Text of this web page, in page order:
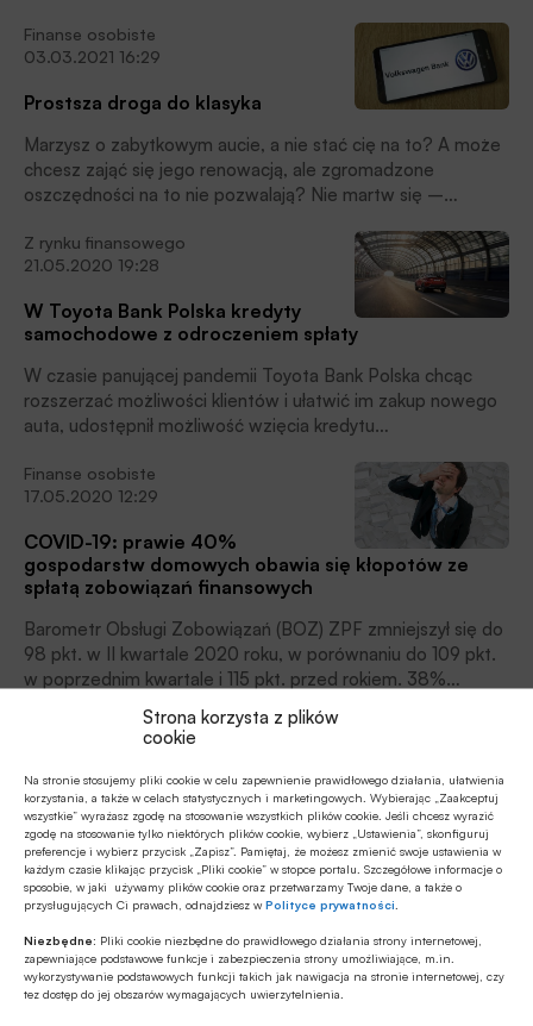
Strona korzysta z plików
cookie
Na stronie stosujemy pliki cookie w celu zapewnienie prawidłowego działania, ułatwienia
korzystania, a także w celach statystycznych i marketingowych. Wybierając „Zaakceptuj
wszystkie” wyrażasz zgodę na stosowanie wszystkich plików cookie. Jeśli chcesz wyrazić
zgodę na stosowanie tylko niektórych plików cookie, wybierz „Ustawienia”, skonfiguruj
preferencje i wybierz przycisk „Zapisz”. Pamiętaj, że możesz zmienić swoje ustawienia w
każdym czasie klikając przycisk „Pliki cookie” w stopce portalu. Szczegółowe informacje o
sposobie, w jaki używamy plików cookie oraz przetwarzamy Twoje dane, a także o
przysługujących Ci prawach, odnajdziesz wPolityce prywatności
Niezbędne: Pliki cookie niezbędne do prawidłowego działania strony internetowej,
zapewniające podstawowe funkcje i zabezpieczenia strony umożliwiające, m.in.
wykorzystywanie podstawowych funkcji takich jak nawigacja na stronie internetowej, czy
tez dostęp do jej obszarów wymagających uwierzytelnienia.
niego”?
Finanse osobiste
03.03.2021 16:29
Prostsza droga do klasyka
Marzysz o zabytkowym aucie, a nie stać cię na to? A może
chcesz zająć się jego renowacją, ale zgromadzone
oszczędności na to nie pozwalają? Nie martw się –
kredyt gotówkowy na zakup bądź renowację klasyka.
Z rynku finansowego
21.05.2020 19:28
W Toyota Bank Polska kredyty
samochodowe z odroczeniem spłaty
W czasie panującej pandemii Toyota Bank Polska chcąc
rozszerzać możliwości klientów i ułatwić im zakup nowego
auta, udostępnił możliwość wzięcia kredytu
wybierający Kredyt SMARTPLAN, jak i Standard Kredyt
mogą otrzymać finansowanie już teraz, a pierwszą ratę
Finanse osobiste
17.05.2020 12:29
COVID-19: prawie 40%
gospodarstw domowych obawia się kłopotów ze
spłatą zobowiązań finansowych
Barometr Obsługi Zobowiązań (BOZ) ZPF zmniejszył się do
98 pkt. w II kwartale 2020 roku, w porównaniu do 109 pkt.
w poprzednim kwartale i 115 pkt. przed rokiem. 38%
gospodarstw domowych spodziewa się problemów ze
spłatą zobowiązań w okresie kolejnych 12 miesięcy.
11.05.2020 13:56
GIS zaleca unikanie komunikacji
publicznej. Czym więc dojechać do pracy?
Drugi etap odmrażania gospodarki sprawił, że wielu
Polaków wróciło do pracy. Czym mają do niej dojechać,
skoro Główny Inspektor Sanitarny zaleca unikanie
korzystania z transportu publicznego?
Firma
11.11.2018 12:00